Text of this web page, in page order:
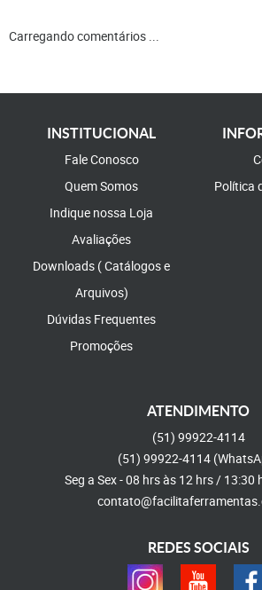
Carregando comentários ...
INSTITUCIONAL
Fale Conosco
Quem Somos
Indique nossa Loja
Avaliações
Downloads ( Catálogos e
Arquivos)
Dúvidas Frequentes
Promoções
Política
ATENDIMENTO
(51) 99922-4114
(51) 99922-4114
Seg a Sex - 08 hrs às 12 hrs / 13:30
REDES SOCIAIS